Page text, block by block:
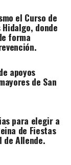
el Curso de
donde
forma
apoyos
de San
para elegir a
de Fiestas
de Allende.